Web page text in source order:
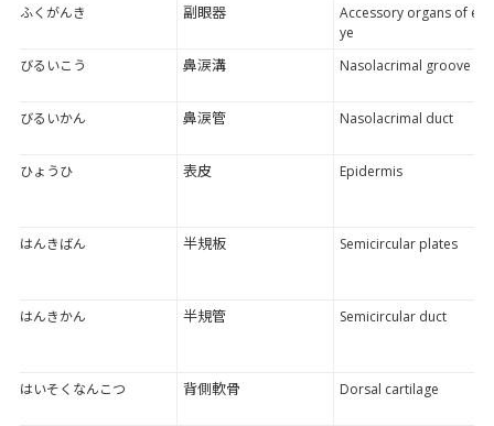
ふくがんき 副眼器
Accessory organs of e
ye
びるいこう
鼻涙溝 Nasolacrimal groove
びるいかん 鼻涙管 Nasolacrimal duct
ひょうひ 表皮 Epidermis
はんきばん 半規板 Semicircular plates
はんきかん 半規管 Semicircular duct
はいそくなんこつ 背側軟骨 Dorsal cartilage